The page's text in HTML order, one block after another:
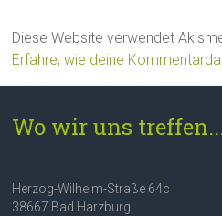
Diese Website verwendet
Erfahre, wie deine
Wo wir uns
Herzog-Wilhelm-Straße 64c
38667 Bad Harzburg